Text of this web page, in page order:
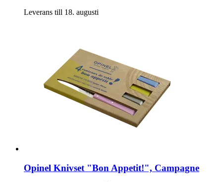
Leverans till 18. augusti
Opinel Knivset "Bon Appetit!", Campagne